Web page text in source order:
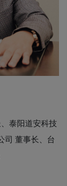
泰阳道安科技
司 董事长、台